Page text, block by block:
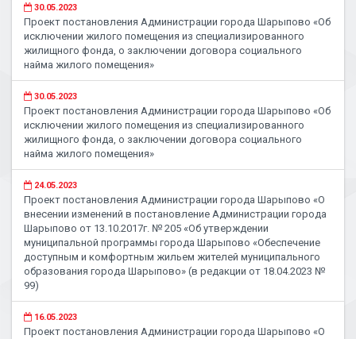
30.05.2023
Проект постановления Администрации города Шарыпово «Об
исключении жилого помещения из специализированного
жилищного фонда, о заключении договора социального
найма жилого помещения»
30.05.2023
Проект постановления Администрации города Шарыпово «Об
исключении жилого помещения из специализированного
жилищного фонда, о заключении договора социального
найма жилого помещения»
24.05.2023
Проект постановления Администрации города Шарыпово «О
внесении изменений в постановление Администрации города
Шарыпово от 13.10.2017г. № 205 «Об утверждении
муниципальной программы города Шарыпово «Обеспечение
доступным и комфортным жильем жителей муниципального
образования города Шарыпово» (в редакции от 18.04.2023 №
99)
16.05.2023
Проект постановления Администрации города Шарыпово «О